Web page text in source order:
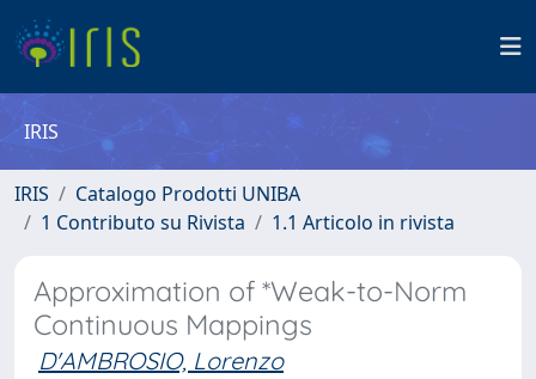
IRIS
IRIS
Catalogo Prodotti UNIBA
1 Contributo su Rivista
1.1 Articolo in rivista
Approximation of *Weak-to-Norm
Continuous Mappings
D'AMBROSIO, Lorenzo